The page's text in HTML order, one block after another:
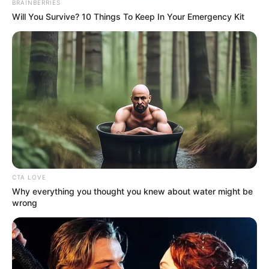
En el barrio Laureles de
Medellín rodaba un carro
con 20 kilos de marihuana
CARGAR MÁS
TEMAS DESTACADOS
EMERGENCIAS POR LLUVIAS
FUERTES LLUVIAS
VIA AL LLANO
LIGA BETPLAY
METRO DE MEDELLÍN
CORTES DE LUZ
CORTES DE AGUA
FENÓMENO DEL NIÑO
BRAINBERRIES
Will You Survive? 10 Things To Keep In Your Emergency Kit
CTA LOVE
Why everything you thought you knew about water might be
wrong